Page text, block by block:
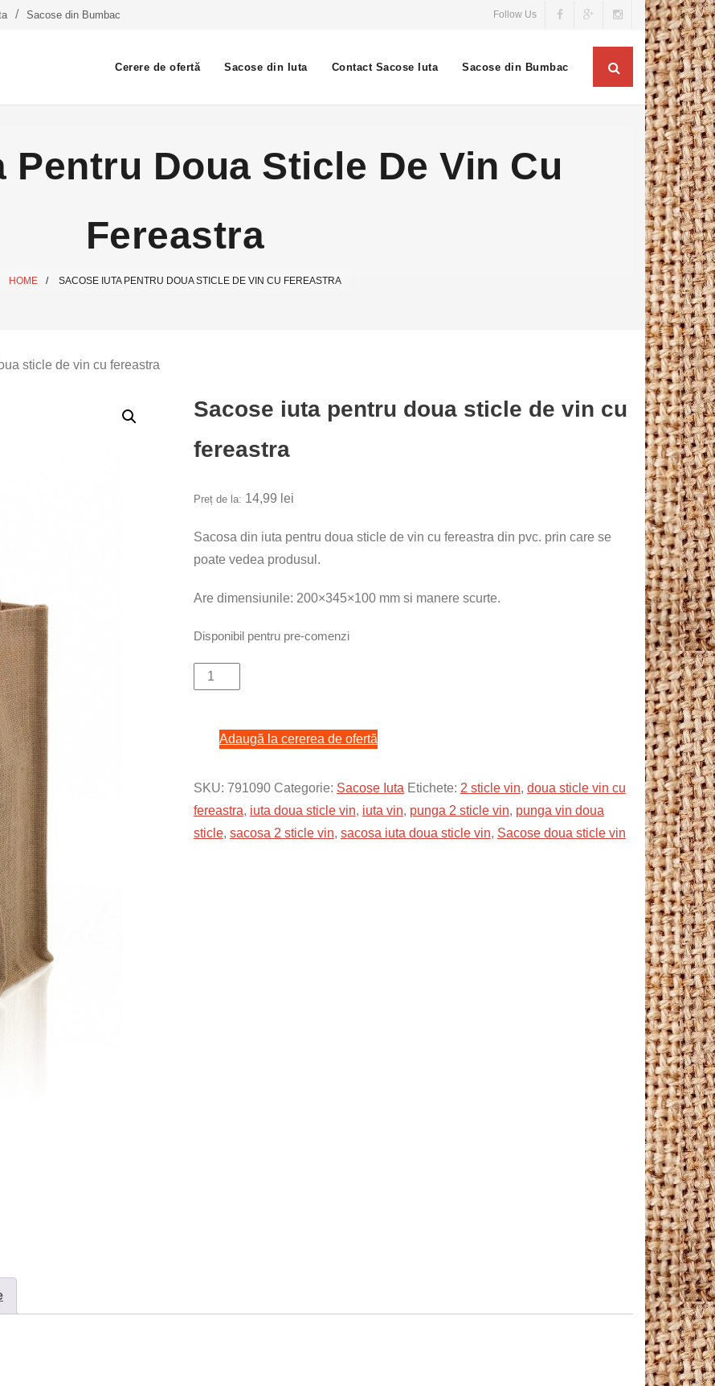
Sacose din Bumbac Follow Us
Cerere de ofertă Sacose din Iuta Contact Sacose Iuta Sacose din Bumbac
Pentru Doua Sticle De Vin Cu
Fereastra
HOME / SACOSE IUTA PENTRU DOUA STICLE DE VIN CU FEREASTRA
sticle de vin cu fereastra
Sacose iuta pentru doua sticle de vin cu
fereastra
Preț de la: 14,99 lei
Sacosa din iuta pentru doua sticle de vin cu fereastra din pvc. prin care se
poate vedea produsul.
Are dimensiunile: 200×345×100 mm si manere scurte.
Disponibil pentru pre-comenzi
Cantitate
pentru
sticle
de
vin
Adaugă la cererea de ofertă
SKU: 791090 Categorie: Sacose Iuta Etichete: 2 sticle vin, doua sticle vin cu
fereastra, iuta doua sticle vin, iuta vin, punga 2 sticle vin, punga vin doua
sticle, sacosa 2 sticle vin, sacosa iuta doua sticle vin, Sacose doua sticle vin